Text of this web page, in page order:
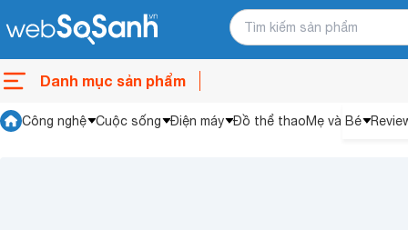
Danh mục sản phẩm
Công nghệ Cuộc sống Điện máy Đồ thể thaoMẹ và Bé